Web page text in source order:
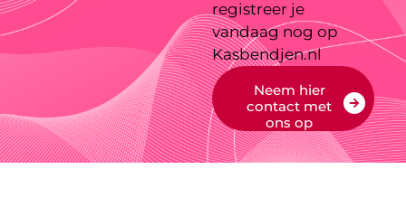
registreer je
vandaag nog op
Kasbendjen.nl
Neem hier
contact met
ons op